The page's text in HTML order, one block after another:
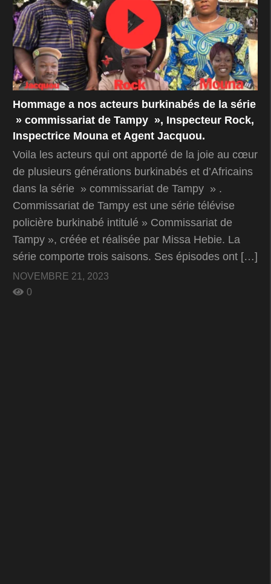
Hommage a nos acteurs burkinabés de la série
» commissariat de Tampy », Inspecteur Rock,
Inspectrice Mouna et Agent Jacquou.
Voila les acteurs qui ont apporté de la joie au cœur
de plusieurs générations burkinabés et d’Africains
dans la série » commissariat de Tampy » .
Commissariat de Tampy est une série télévise
policière burkinabé intitulé » Commissariat de
Tampy », créée et réalisée par Missa Hebie. La
série comporte trois saisons. Ses épisodes ont […]
NOVEMBRE 21, 2023
0